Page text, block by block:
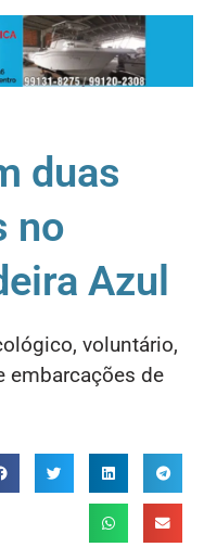
duas
no
Azul
voluntário,
embarcações de